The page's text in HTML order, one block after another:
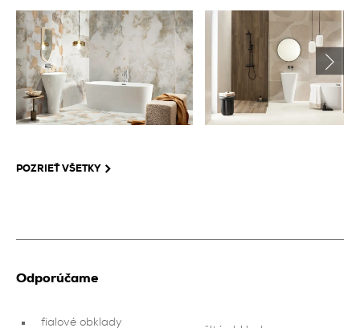
POZRIEŤ VŠETKY
Odporúčame
fialové obklady